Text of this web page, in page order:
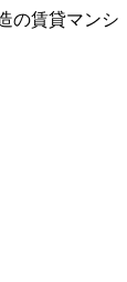
の賃貸マンシ